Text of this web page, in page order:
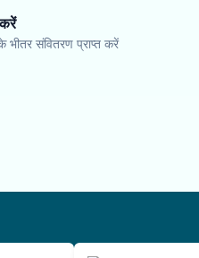
भीतर संवितरण प्राप्त करें